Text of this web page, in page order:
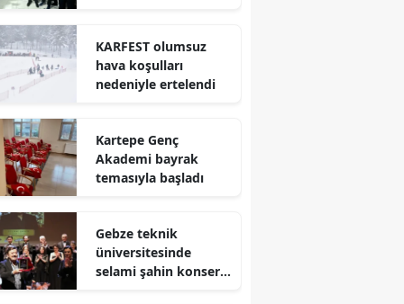
İzmir
Kars
Kayseri
Kırşehir
Kocaeli
KARFEST olumsuz
hava koşulları
nedeniyle ertelendi
Kartepe Genç
Akademi bayrak
temasıyla başladı
Gebze teknik
üniversitesinde
selami şahin konseri